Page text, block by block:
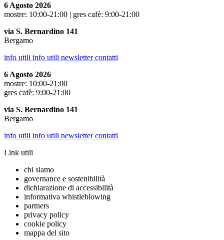
6 Agosto 2026
mostre: 10:00-21:00 | gres cafè: 9:00-21:00
via S. Bernardino 141
Bergamo
info utili info utili newslettercontatti
6 Agosto 2026
mostre: 10:00-21:00
gres cafè: 9:00-21:00
via S. Bernardino 141
Bergamo
info utili info utili newslettercontatti
Link utili
chi siamo
governance e sostenibilità
dichiarazione di accessibilità
informativa whistleblowing
partners
privacy policy
cookie policy
mappa del sito